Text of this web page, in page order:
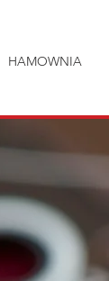
HAMOWNIA